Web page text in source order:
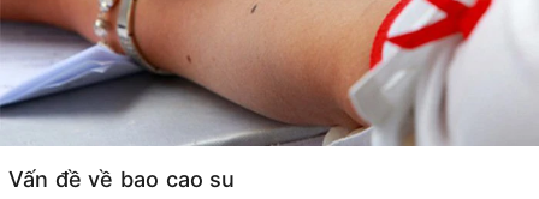
Vấn đề về bao cao su